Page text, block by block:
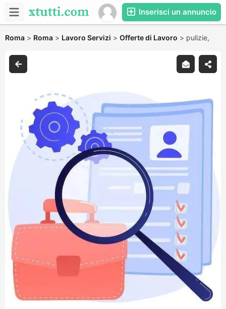
Inserisci un annuncio
Roma > Roma > Lavoro Servizi > Offerte di Lavoro > pulizie,